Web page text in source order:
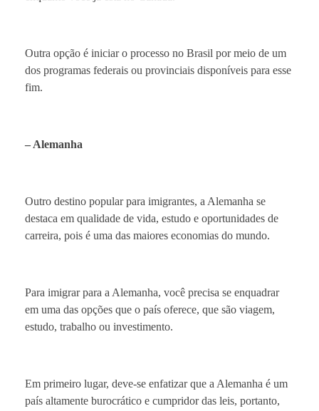
Outra opção é iniciar o processo no Brasil por meio de um
dos programas federais ou provinciais disponíveis para esse
fim.
– Alemanha
Outro destino popular para imigrantes, a Alemanha se
destaca em qualidade de vida, estudo e oportunidades de
carreira, pois é uma das maiores economias do mundo.
Para imigrar para a Alemanha, você precisa se enquadrar
em uma das opções que o país oferece, que são viagem,
estudo, trabalho ou investimento.
Em primeiro lugar, deve-se enfatizar que a Alemanha é um
país altamente burocrático e cumpridor das leis, portanto,